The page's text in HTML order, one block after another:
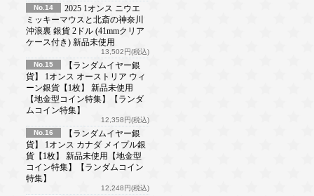
No.14
2025 1オンス ニウエ
ミッキーマウスと北斎の神奈川
沖浪裏 銀貨 2ドル (41mmクリア
ケース付き) 新品未使用
13,502円(税込)
No.15
【ランダムイヤー銀
貨】 1オンス オーストリア ウィ
ーン銀貨【1枚】 新品未使用
【地金型コイン特集】【ランダ
ムコイン特集】
12,358円(税込)
No.16
【ランダムイヤー銀
貨】 1オンス カナダ メイプル銀
貨【1枚】 新品未使用【地金型
コイン特集】【ランダムコイン
特集】
12,248円(税込)